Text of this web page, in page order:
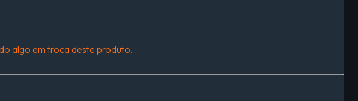
algo em troca deste produto.